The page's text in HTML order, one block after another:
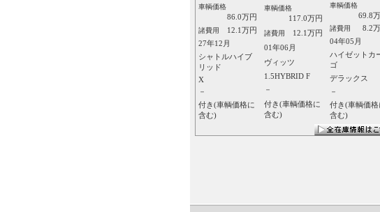
車輌価格
86.0万円
諸費用
12.1万円
27年12月
シャトルハイブ
リッド
X
－
付き(車輌価格に
含む)
車輌価格
117.0万円
諸費用
12.1万円
01年06月
ヴィッツ
1.5HYBRID F
－
付き(車輌価格に
含む)
車輌価格
69.8
諸費用
8.2
04年05月
ハイゼットカ
ゴ
デラックス
－
付き(車輌価格
含む)